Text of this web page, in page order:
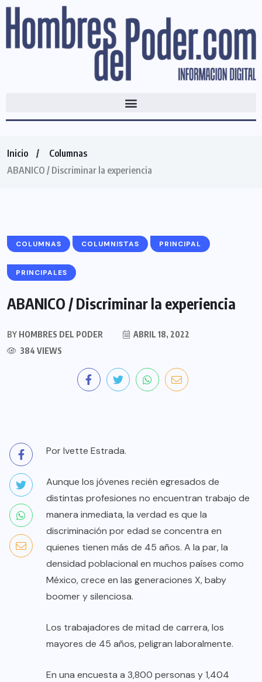
Inicio
Columnas
ABANICO / Discriminar la experiencia
COLUMNAS COLUMNISTAS PRINCIPAL
PRINCIPALES
ABANICO / Discriminar la experiencia
BY HOMBRES DEL PODER
ABRIL 18, 2022
384 VIEWS
Por Ivette Estrada.
Aunque los jóvenes recién egresados de
distintas profesiones no encuentran trabajo de
manera inmediata, la verdad es que la
discriminación por edad se concentra en
quienes tienen más de 45 años. A la par, la
densidad poblacional en muchos países como
México, crece en las generaciones X, baby
boomer y silenciosa.
Los trabajadores de mitad de carrera, los
mayores de 45 años, peligran laboralmente.
En una encuesta a 3,800 personas y 1,404